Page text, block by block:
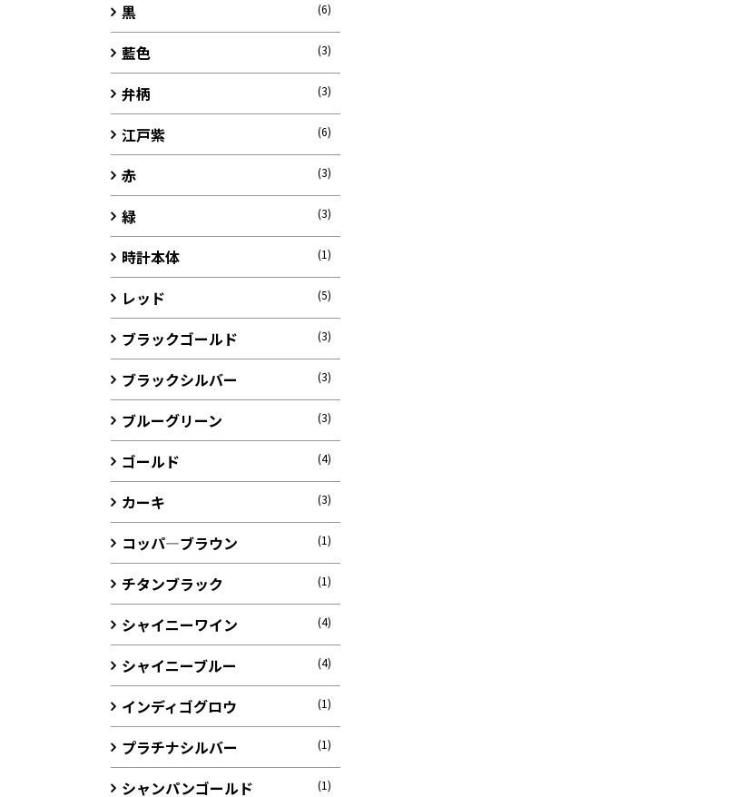
黒
(6)
藍色 (3)
弁柄 (3)
江戸紫 (6)
赤 (3)
緑 (3)
時計本体 (1)
レッド (5)
ブラックゴールド (3)
ブラックシルバー (3)
ブルーグリーン (3)
ゴールド (4)
カーキ (3)
コッパ―ブラウン (1)
チタンブラック (1)
シャイニーワイン (4)
シャイニーブルー (4)
インディゴグロウ (1)
プラチナシルバー (1)
シャンパンゴールド (1)